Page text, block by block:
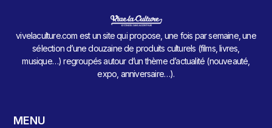
vivelaculture.com est un site qui propose, une fois par semaine, une
sélection d’une douzaine de produits culturels (films, livres,
musique…) regroupés autour d’un thème d’actualité (nouveauté,
expo, anniversaire…).
MENU